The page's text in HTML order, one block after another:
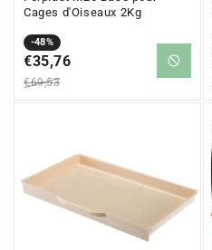
Cages d'Oiseaux 2Kg
-48%
Prix
en
solde
€35,76
Prix
régulier
€69,53